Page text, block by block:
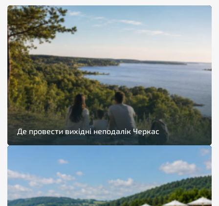
Де провести вихідні неподалік Черкас